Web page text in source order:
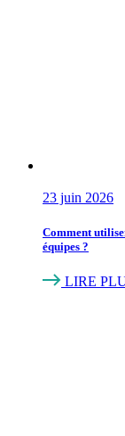
23 juin 2026
Comment
équipes ?
LIRE